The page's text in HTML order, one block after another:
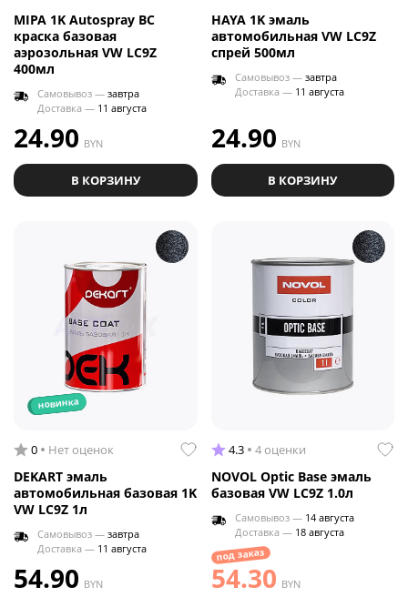
MIPA 1K Autospray BC
краска базовая
аэрозольная VW LC9Z
400мл
Самовывоз — завтра
Доставка — 11 августа
24.90 BYN
В КОРЗИНУ
HAYA 1K эмаль
автомобильная VW LC9Z
спрей 500мл
Самовывоз — завтра
Доставка — 11 августа
24.90 BYN
В КОРЗИНУ
новинка
0 Нет оценок
DEKART эмаль
автомобильная базовая 1K
VW LC9Z 1л
Самовывоз — завтра
Доставка — 11 августа
54.90 BYN
4.3 4 оценки
NOVOL Optic Base эмаль
базовая VW LC9Z 1.0л
Самовывоз — 14 августа
Доставка — 18 августа
под заказ
54.30 BYN